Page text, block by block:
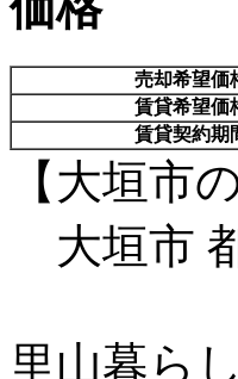
売却希望価
賃貸希望価
賃貸契約期
【大垣市
大垣市
里山暮ら